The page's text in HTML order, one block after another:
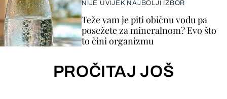
NIJE UVIJEK NAJBOLJI IZBOR
Teže vam je piti običnu vodu pa
posežete za mineralnom? Evo što
to čini organizmu
PROČITAJ JOŠ